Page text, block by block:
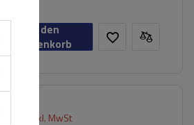
In den
Warenkorb
€ inkl. MwSt